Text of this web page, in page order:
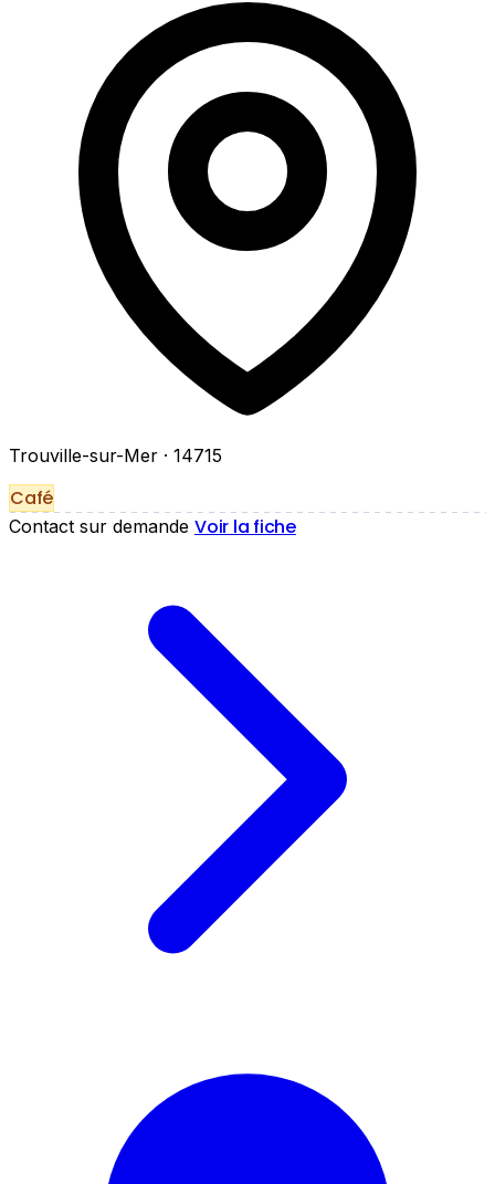
Trouville-sur-Mer · 14715
Café
Contact sur demande Voir la fiche